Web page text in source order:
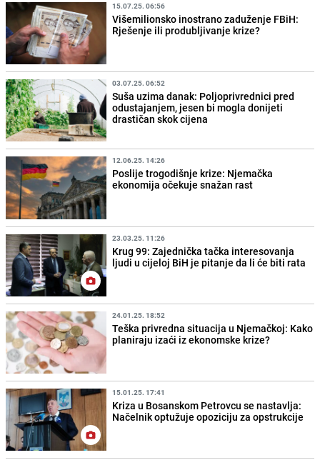
15.07.25. 06:56
Višemilionsko inostrano zaduženje FBiH:
Rješenje ili produbljivanje krize?
03.07.25. 06:52
Suša uzima danak: Poljoprivrednici pred
odustajanjem, jesen bi mogla donijeti
drastičan skok cijena
12.06.25. 14:26
Poslije trogodišnje krize: Njemačka
ekonomija očekuje snažan rast
23.03.25. 11:26
Krug 99: Zajednička tačka interesovanja
ljudi u cijeloj BiH je pitanje da li će biti rata
24.01.25. 18:52
Teška privredna situacija u Njemačkoj: Kako
planiraju izaći iz ekonomske krize?
15.01.25. 17:41
Kriza u Bosanskom Petrovcu se nastavlja:
Načelnik optužuje opoziciju za opstrukcije